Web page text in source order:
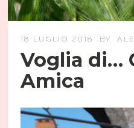
18 LUGLIO 2018 BY
Voglia di…
Amica